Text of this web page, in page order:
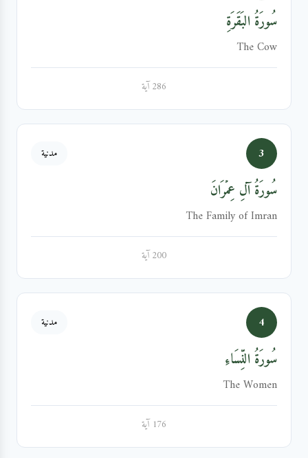
سُورَةُ البَقَرَةِ
The Cow
286 آية
3 مدنية
سُورَةُ آلِ عِمۡرَانَ
The Family of Imran
200 آية
4 مدنية
سُورَةُ النِّسَاءِ
The Women
176 آية